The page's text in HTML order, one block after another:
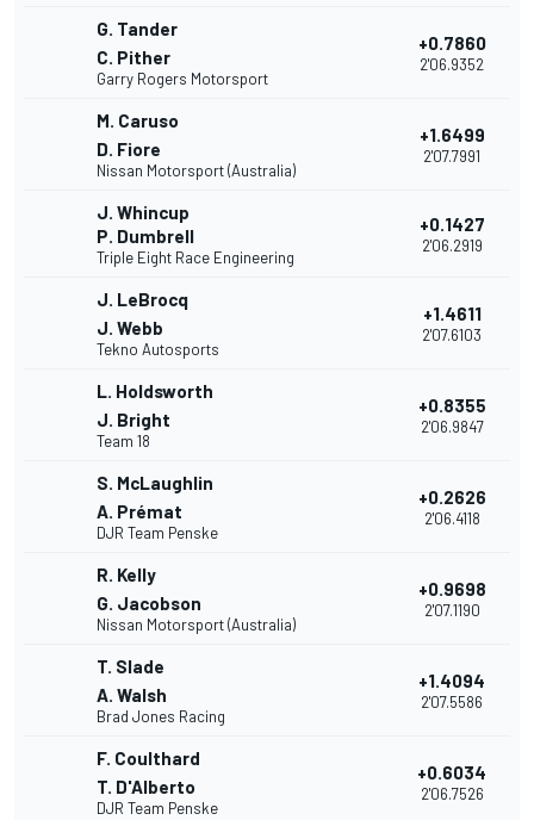
G. Tander
C. Pither
Garry Rogers Motorsport
+0.7860
2'06.9352
M. Caruso
D. Fiore
Nissan Motorsport (Australia)
+1.6499
2'07.7991
J. Whincup
P. Dumbrell
Triple Eight Race Engineering
+0.1427
2'06.2919
J. LeBrocq
J. Webb
Tekno Autosports
+1.4611
2'07.6103
L. Holdsworth
J. Bright
Team 18
+0.8355
2'06.9847
S. McLaughlin
A. Prémat
DJR Team Penske
+0.2626
2'06.4118
R. Kelly
G. Jacobson
Nissan Motorsport (Australia)
+0.9698
2'07.1190
T. Slade
A. Walsh
Brad Jones Racing
+1.4094
2'07.5586
F. Coulthard
T. D'Alberto
DJR Team Penske
+0.6034
2'06.7526